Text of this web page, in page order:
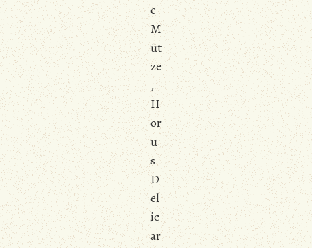
e
M
üt
ze
,
H
or
u
s
D
el
ic
ar